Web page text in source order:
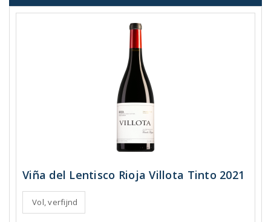
Viña del Lentisco Rioja Villota Tinto 2021
Vol, verfijnd